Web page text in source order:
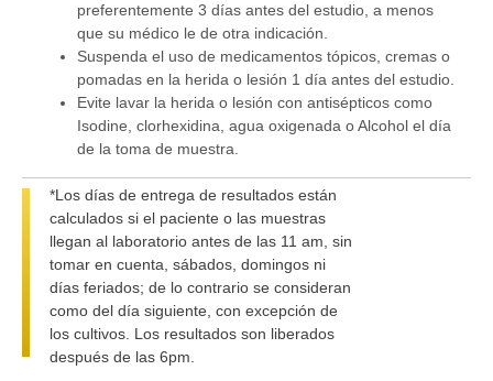
preferentemente 3 días antes del estudio, a menos
que su médico le de otra indicación.
Suspenda el uso de medicamentos tópicos, cremas o
pomadas en la herida o lesión 1 día antes del estudio.
Evite lavar la herida o lesión con antisépticos como
Isodine, clorhexidina, agua oxigenada o Alcohol el día
de la toma de muestra.
*Los días de entrega de resultados están
calculados si el paciente o las muestras
llegan al laboratorio antes de las 11 am, sin
tomar en cuenta, sábados, domingos ni
días feriados; de lo contrario se consideran
como del día siguiente, con excepción de
los cultivos. Los resultados son liberados
después de las 6pm.